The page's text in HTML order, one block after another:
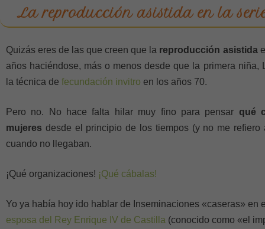
La reproducción asistida en la
Quizás eres de las que creen que la reproducción asistida
años haciéndose, más o menos desde que la primera niña,
la técnica de fecundación invitro en los años 70.
Pero no. No hace falta hilar muy fino para pensar qué
mujeres desde el principio de los tiempos (y no me
cuando no llegaban.
¡Qué organizaciones! ¡Qué cábalas!
Yo ya había hoy ido hablar de Inseminaciones «caseras» en
esposa del Rey Enrique IV de Castilla (conocido como «el